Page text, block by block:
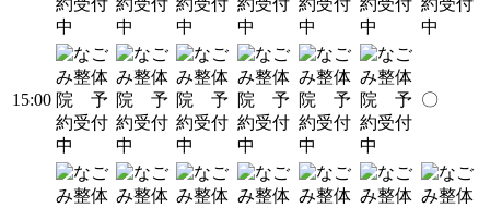
15:00 〇